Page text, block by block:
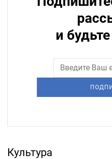
и
Культура